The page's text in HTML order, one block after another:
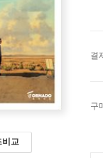
비교
결
구